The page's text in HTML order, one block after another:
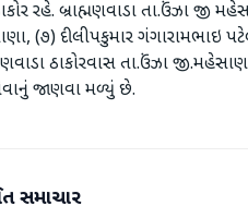
રહે. બ્રાહ્મણવાડા તા.ઉંઝા જી
(૭) દીલીપકુમાર ગંગારામભાઇ
ઠાકોરવાસ તા.ઉંઝા
જાણવા મળ્યું છે.
સમાચાર